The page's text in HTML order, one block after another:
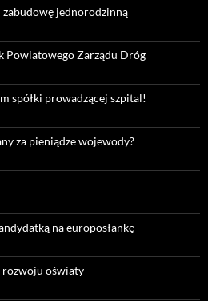
zabudowę jednorodzinną
Powiatowego Zarządu Dróg
spółki prowadzącej szpital!
za pieniądze wojewody?
na europosłankę
oświaty